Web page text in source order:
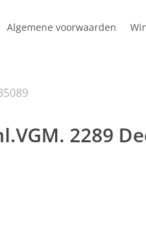
Algemene voorwaarden
2289